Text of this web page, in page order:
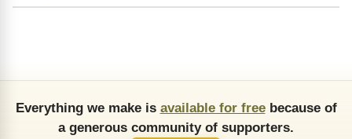
Everything we make is available for freebecause of
a generous community of supporters.